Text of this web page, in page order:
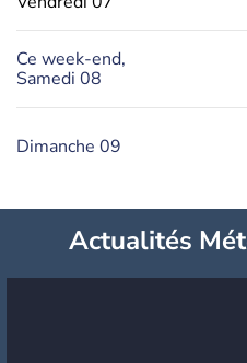
Ce week-end,
Samedi 08
Dimanche 09
Actualités